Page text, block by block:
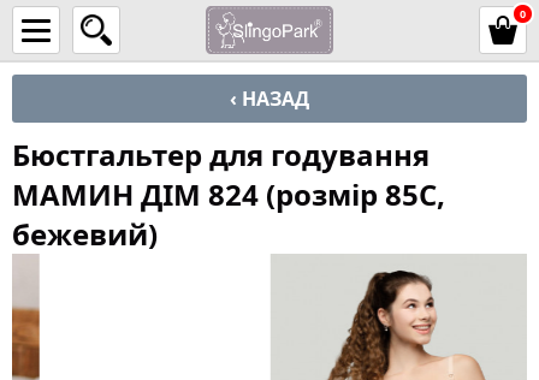
0
‹ НАЗАД
Бюстгальтер для годування
МАМИН ДІМ 824 (розмір 85C,
бежевий)